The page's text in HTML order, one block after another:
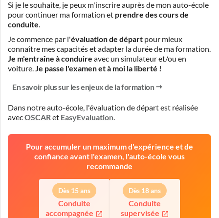
Si je le souhaite, je peux m'inscrire auprès de mon auto-école
pour continuer ma formation et prendre des cours de
conduite.
Je commence par l'évaluation de départ pour mieux
connaître mes capacités et adapter la durée de ma formation.
Je m'entraîne à conduire avec un simulateur et/ou en
voiture.Je passe l'examen et à moi la liberté !
En savoir plus sur les enjeux de la formation
Dans notre auto-école, l'évaluation de départ est réalisée
avecOSCARet EasyEvaluation.
Pour accumuler un maximum d'expérience et de
confiance avant l'examen, l'auto-école vous
recommande
Dès 15 ans
Conduite
accompagnée
Dès 18 ans
Conduite
supervisée